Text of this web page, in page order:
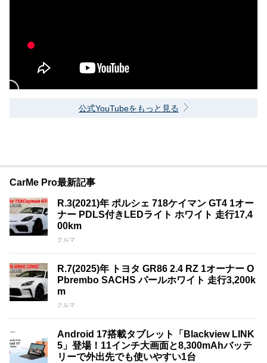
公式YouTubeをもっと見る
CarMe Pro最新記事
R.3(2021)年 ポルシェ 718ケイマン GT4 1オー
ナー PDLS付きLEDライト ホワイト 走行17,4
00km
クルマ
R.7(2025)年 トヨタ GR86 2.4 RZ 1オーナー O
Pbrembo SACHS パールホワイト 走行3,200k
m
クルマ
Android 17搭載タブレット「Blackview LINK
5」登場！11インチ大画面と8,300mAhバッテ
リーで外出先でも使いやすい1台